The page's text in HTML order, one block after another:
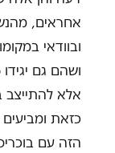
אחראים,
ובוודאי
אלא להתייצב
כזאת
הזה עם